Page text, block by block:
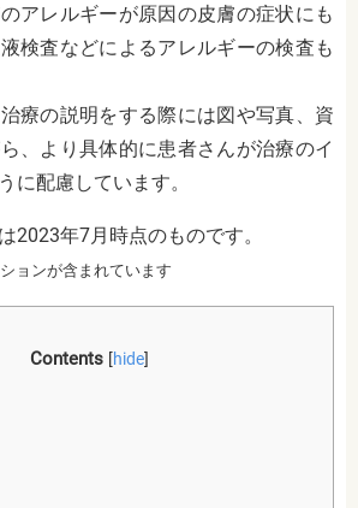
アレルギーが原因の皮膚の症状にも
検査などによるアレルギーの検査も
療の説明をする際には図や写真、資
、より具体的に患者さんが治療のイ
に配慮しています。
2023年7月時点のものです。
ョンが含まれています
Contents [hide]